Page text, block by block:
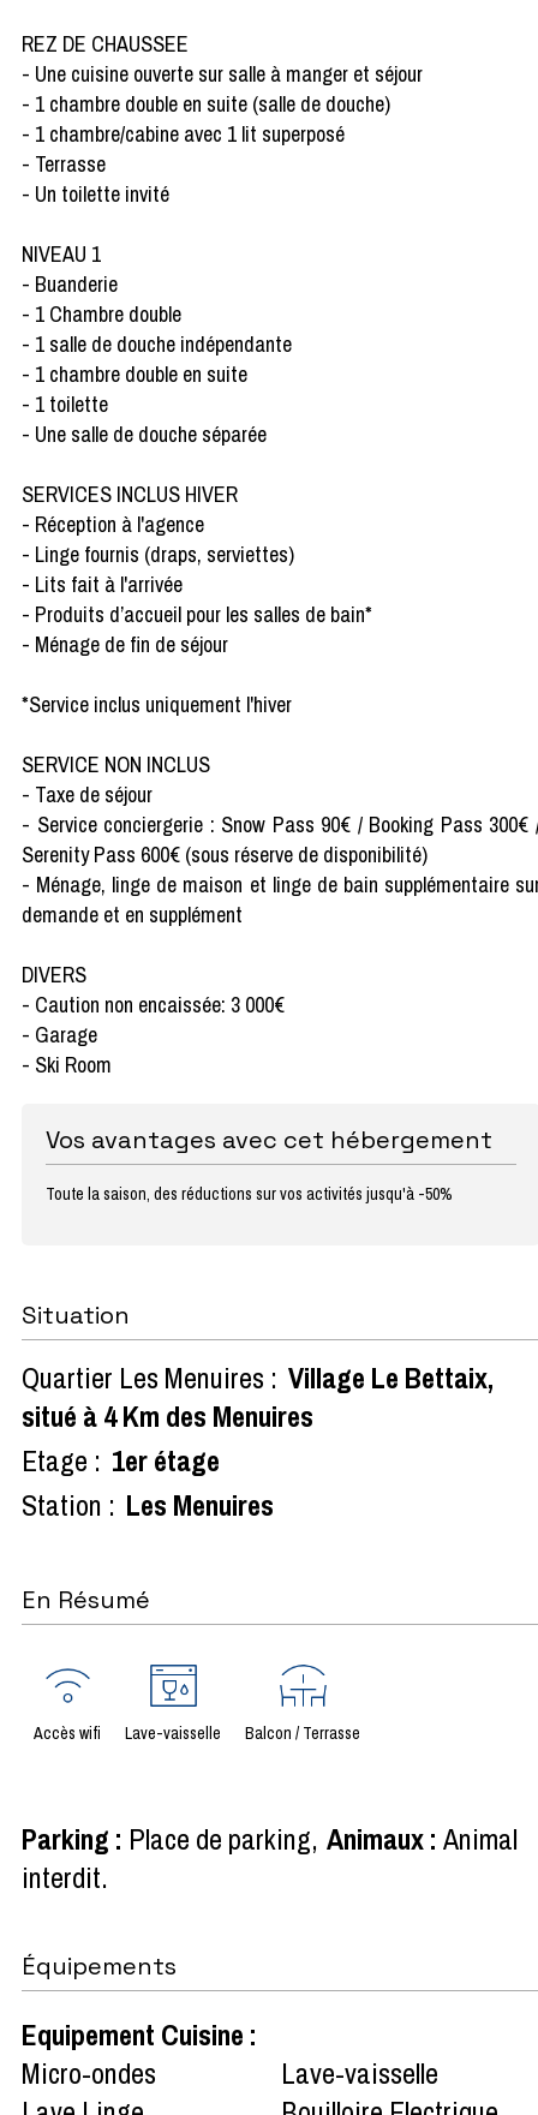
REZ DE CHAUSSEE
- Une cuisine ouverte sur salle à manger et séjour
- 1 chambre double en suite (salle de douche)
- 1 chambre/cabine avec 1 lit superposé
- Terrasse
- Un toilette invité
NIVEAU 1
- Buanderie
- 1 Chambre double
- 1 salle de douche indépendante
- 1 chambre double en suite
- 1 toilette
- Une salle de douche séparée
SERVICES INCLUS HIVER
- Réception à l'agence
- Linge fournis (draps, serviettes)
- Lits fait à l'arrivée
- Produits d’accueil pour les salles de bain*
- Ménage de fin de séjour
*Service inclus uniquement l'hiver
SERVICE NON INCLUS
- Taxe de séjour
- Service conciergerie : Snow Pass 90€ / Booking Pass 300€
Serenity Pass 600€ (sous réserve de disponibilité)
- Ménage, linge de maison et linge de bain supplémentaire
demande et en supplément
DIVERS
- Caution non encaissée: 3 000€
- Garage
- Ski Room
Vos avantages avec cet hébergement
Toute la saison, des réductions sur vos activités jusqu'à -50%
Situation
Quartier Les Menuires : Village Le Bettaix,
situé à 4 Km des Menuires
Etage : 1er étage
Station : Les Menuires
En Résumé
Accès wifi Lave-vaisselle Balcon / Terrasse
Parking : Place de parking Animaux: Animal
interdit
Équipements
Equipement Cuisine :
Micro-ondes
Lave-vaisselle